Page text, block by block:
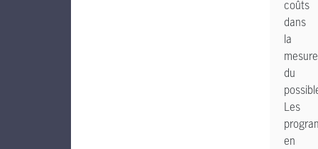
coûts
dans
la
mesure
du
Les
en